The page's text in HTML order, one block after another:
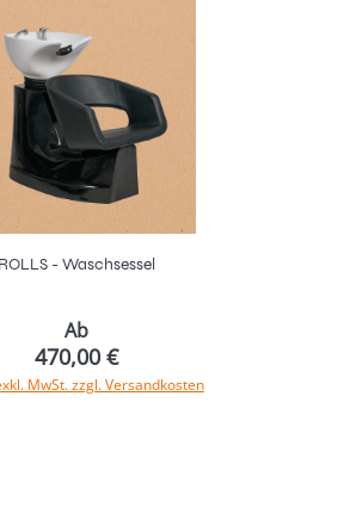
ROLLS - Waschsessel
Ab
470,00 €
MwSt. zzgl. Versandkosten